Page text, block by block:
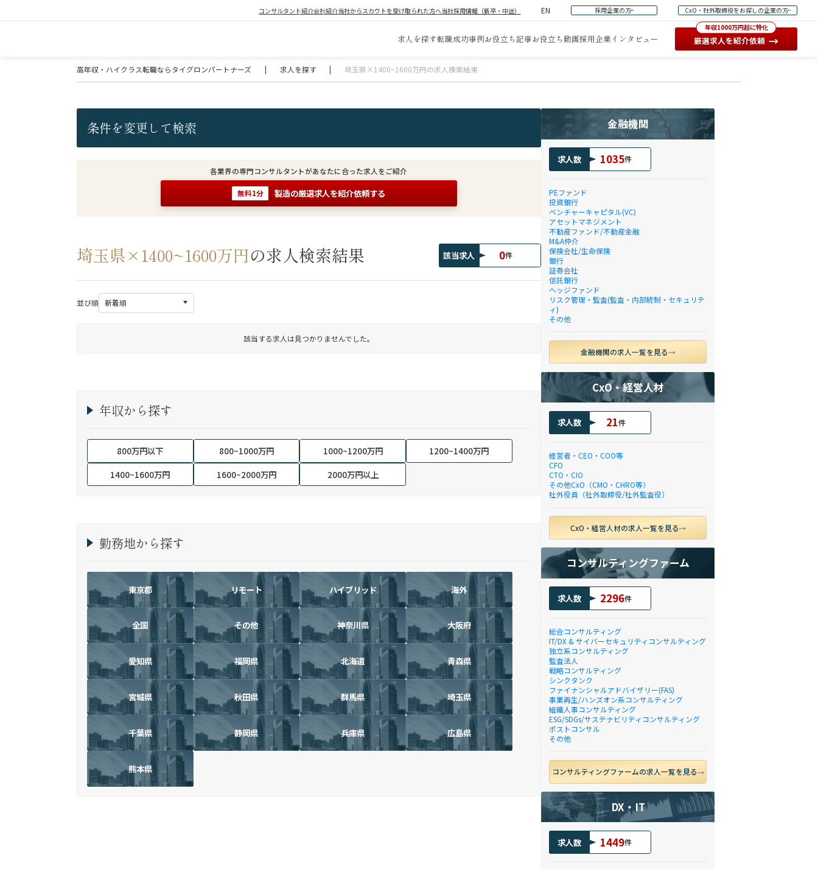
コンサルタント紹介会社紹介当社からスカウトを受け取られた方へ当社採用情報（新卒・中途） EN 採用企業の方 CxO・社外取締役をお探しの企業の方
求人を探す転職成功事例お役立ち記事お役立ち動画採用企業インタビュー
年収1000万円超に特化
厳選求人を紹介依頼 →
高年収・ハイクラス転職ならタイグロンパートナーズ | 求人を探す | 埼玉県×1400~1600万円の求人検索結果
条件を変更して検索
各業界の専門コンサルタントがあなたに合った求人をご紹介
無料1分 製造の厳選求人を紹介依頼する
埼玉県×1400~1600万円の求人検索結果 該当求人 0件
並び順
該当する求人は見つかりませんでした。
年収から探す
800万円以下 800~1000万円 1000~1200万円
1200~1400万円
1400~1600万円
1600~2000万円 2000万円以上
勤務地から探す
東京都 リモート ハイブリッド 海外
全国 その他 神奈川県 大阪府
愛知県 福岡県 北海道 青森県
宮城県 秋田県 群馬県 埼玉県
千葉県 静岡県 兵庫県 広島県
熊本県
金融機関
求人数 1035件
PEファンド
投資銀行
ベンチャーキャピタル(VC)
アセットマネジメント
不動産ファンド/不動産金融
M&A仲介
保険会社/生命保険
銀行
証券会社
信託銀行
ヘッジファンド
リスク管理・監査(監査・内部統制・セキュリテ
ィ)
その他
金融機関の求人一覧を見る
CxO・経営人材
求人数 21件
経営者・CEO・COO等
CFO
CTO・CIO
その他CxO（CMO・CHRO等）
社外役員（社外取締役/社外監査役）
CxO・経営人材の求人一覧を見る
コンサルティングファーム
求人数 2296件
総合コンサルティング
IT/DX & サイバーセキュリティコンサルティング
独立系コンサルティング
監査法人
戦略コンサルティング
シンクタンク
ファイナンシャルアドバイザリー(FAS)
事業再生/ハンズオン系コンサルティング
組織人事コンサルティング
ESG/SDGs/サステナビリティコンサルティング
ポストコンサル
その他
コンサルティングファームの求人一覧を見る
DX・IT
求人数 1449件